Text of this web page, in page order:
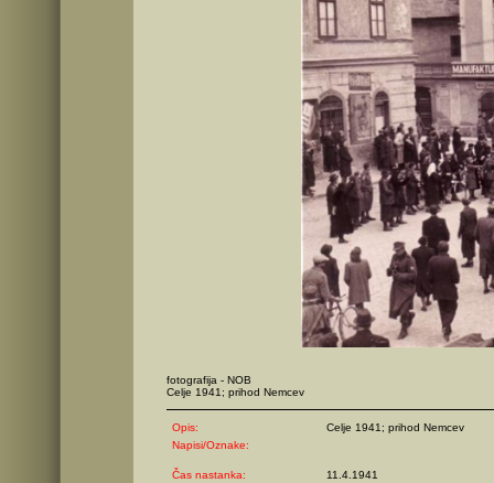
fotografija - NOB
Celje 1941; prihod Nemcev
Opis:
Celje 1941; prihod Nemcev
Napisi/Oznake:
Čas nastanka:
11.4.1941